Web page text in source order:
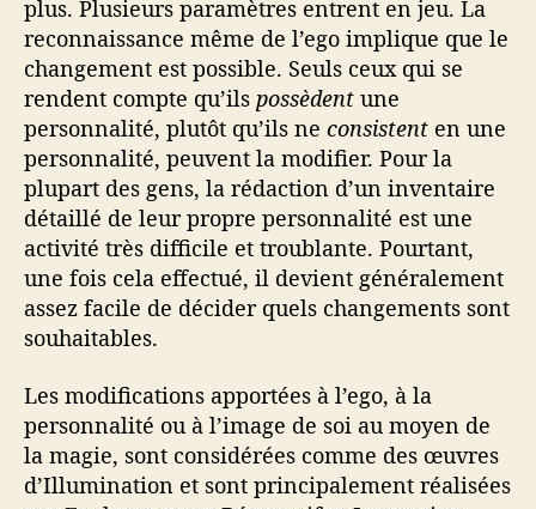
plus. Plusieurs paramètres entrent en jeu. La
reconnaissance même de l’ego implique que le
changement est possible. Seuls ceux qui se
rendent compte qu’ils possèdent une
personnalité, plutôt qu’ils ne consistent en une
personnalité, peuvent la modifier. Pour la
plupart des gens, la rédaction d’un inventaire
détaillé de leur propre personnalité est une
activité très difficile et troublante. Pourtant,
une fois cela effectué, il devient généralement
assez facile de décider quels changements sont
souhaitables.
Les modifications apportées à l’ego, à la
personnalité ou à l’image de soi au moyen de
la magie, sont considérées comme des œuvres
d’Illumination et sont principalement réalisées